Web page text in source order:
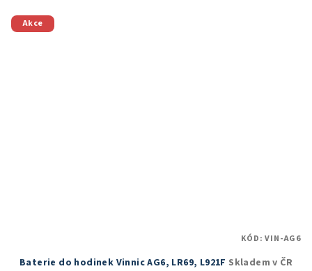
Akce
Baterie do hodinek Vinnic AG6, LR69, L921F Skladem v ČR
KÓD:VIN-AG6